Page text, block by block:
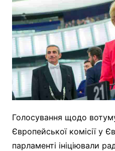
Голосування щодо
Європейської комісії у
парламенті ініціювали